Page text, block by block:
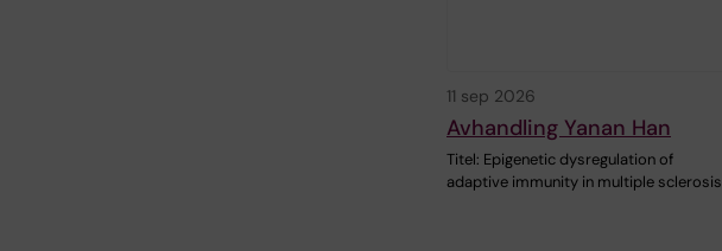
11 sep 2026
Avhandling Yanan Han
Titel: Epigenetic dysregulation of
adaptive immunity in multiple sclerosis